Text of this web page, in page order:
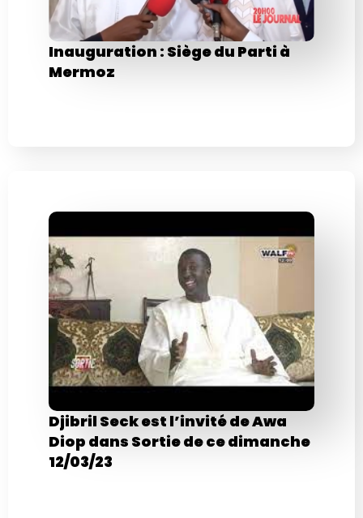
Inauguration : Siège du Parti à
Mermoz
Djibril Seck est l’invité de Awa
Diop dans Sortie de ce dimanche
12/03/23